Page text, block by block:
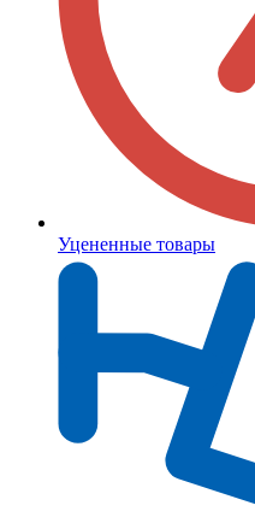
Уцененные товары